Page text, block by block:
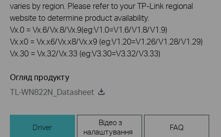
varies by region. Please refer to your TP-Link regional
website to determine product availability.
Vx.0 = Vx.6/Vx.8/Vx.9(eg:V1.0=V1.6/V1.8/V1.9)
Vx.x0 = Vx.x6/Vx.x8/Vx.x9 (eg:V1.20=V1.26/V1.28/V1.29)
Vx.30 = Vx.32/Vx.33 (eg:V3.30=V3.32/V3.33)
Огляд продукту
TL-WN822N_Datasheet
Driver
Відео з
налаштування
FAQ